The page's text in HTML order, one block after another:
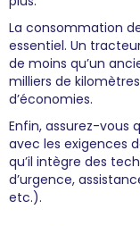
La consommation
essentiel. Un
de moins qu’un
milliers de
d’économies.
Enfin, assurez-vous
avec les exigences
qu’il intègre des
d’urgence,
etc.).